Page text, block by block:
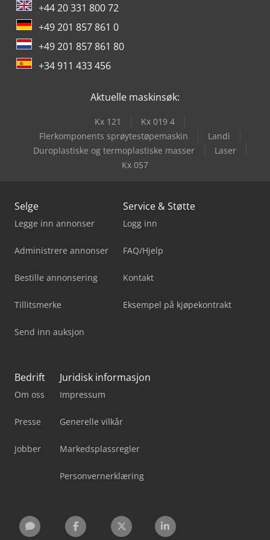
+44 20 331 800 72
+49 201 857 861 0
+49 201 857 861 80
+34 911 433 456
Aktuelle maskinsøk:
Kx 121
Kx 019 4
Flerkomponents sprøytestøpemaskin
Landi
Duroplastiske og termoplastiske masser
Laser
Kx 057
Selge
Legge inn annonser
Administrere annonser
Bestille annonsering
Tillitsmerke
Send inn auksjon
Service & Støtte
Logg inn
FAQ/Hjelp
Kontakt
Eksempel på kjøpekontrakt
Bedrift
Om oss
Presse
Jobber
Juridisk informasjon
Impressum
Generelle vilkår
Markedsplassregler
Personvernerklæring